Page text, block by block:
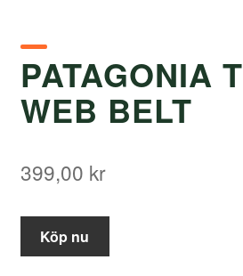
Butik
Varumärken
PATAGONIA
WEB BELT
399,00 kr
Köp nu